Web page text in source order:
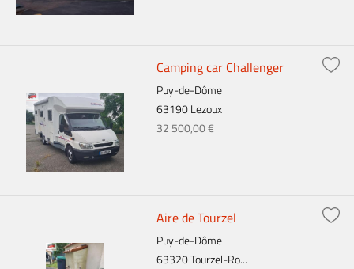
Camping car Challenger
Puy-de-Dôme
63190 Lezoux
32 500,00 €
Aire de Tourzel
Puy-de-Dôme
63320 Tourzel-Ro...